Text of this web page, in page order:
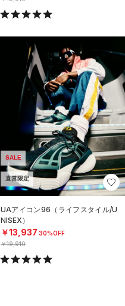
SALE
直営限定
UAアイコン96（ライフスタイル/U
NISEX）
￥13,937 30%OFF
￥19,910